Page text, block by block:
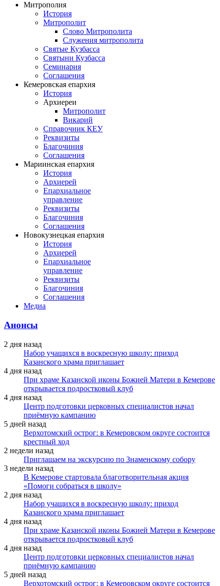
Митрополия
История
Митрополит
Слово Митрополита
Служения митрополита
Святые Кузбасса
Святыни Кузбасса
Семинария
Соглашения
Кемеровская епархия
История
Архиереи
Митрополит
Викарий
Справочник КЕУ
Реквизиты
Благочиния
Соглашения
Мариинская епархия
История
Архиерей
Епархиальное
управление
Реквизиты
Благочиния
Соглашения
Новокузнецкая епархия
История
Архиерей
Епархиальное
управление
Реквизиты
Благочиния
Соглашения
Медиа
Анонсы
2 дня назад
Набор учащихся в воскресную школу: приход
Казанского храма приглашает
4 дня назад
При храме Казанской иконы Божией Матери в Кемерове
открывается подростковый клуб
4 дня назад
Центр подготовки церковных специалистов начал
приёмную кампанию
5 дней назад
Верхотомский острог: в Кемеровском округе состоится
крестный ход
2 недели назад
Приглашаем на экскурсию по Знаменскому собору
3 недели назад
В Кемерове стартовала благотворительная акция
«Помоги собраться в школу»
2 дня назад
Набор учащихся в воскресную школу: приход
Казанского храма приглашает
4 дня назад
При храме Казанской иконы Божией Матери в Кемерове
открывается подростковый клуб
4 дня назад
Центр подготовки церковных специалистов начал
приёмную кампанию
5 дней назад
Верхотомский острог: в Кемеровском округе состоится